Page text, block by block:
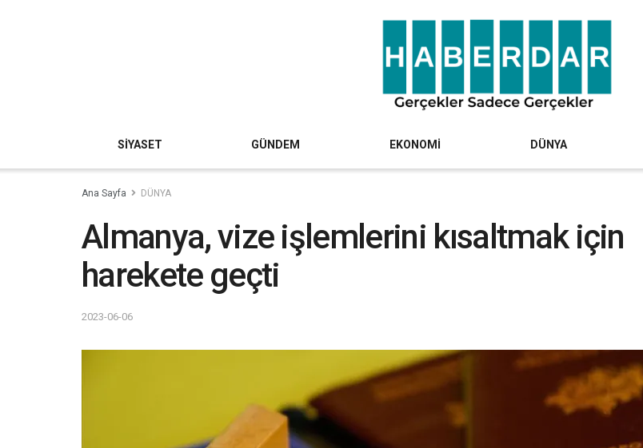
SİYASET GÜNDEM EKONOMİ DÜNYA
Ana Sayfa DÜNYA
Almanya, vize işlemlerini kısaltmak için
harekete geçti
2023-06-06